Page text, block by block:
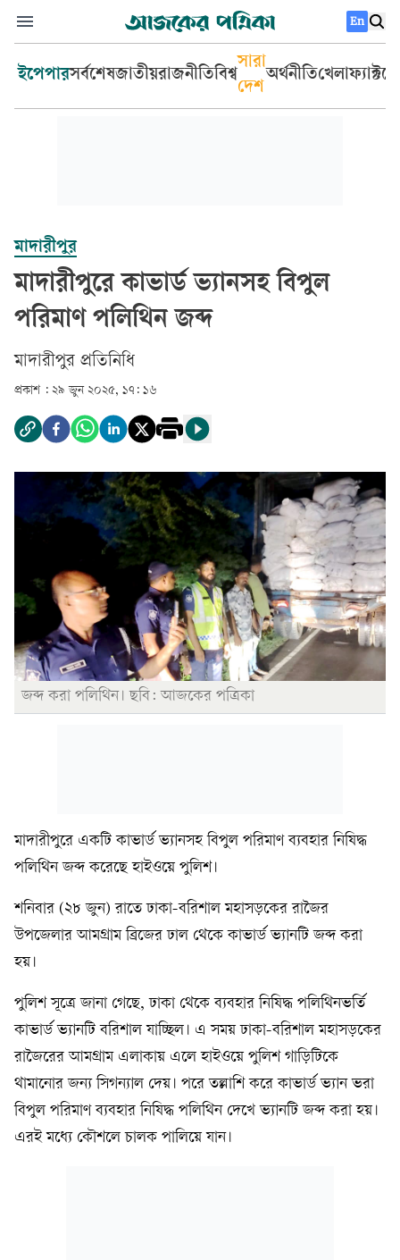
En
ইপেপারসর্বশেষজাতীয়রাজনীতিবিশ্ব
সারা
দেশ
অর্থনীতিখেলা
মাদারীপুর
মাদারীপুরে কাভার্ড ভ্যানসহ বিপুল
পরিমাণ পলিথিন জব্দ
মাদারীপুর প্রতিনিধি
প্রকাশ : ২৯ জুন ২০২৫, ১৭: ১৬
জব্দ করা পলিথিন। ছবি: আজকের পত্রিকা
মাদারীপুরে একটি কাভার্ড ভ্যানসহ বিপুল পরিমাণ ব্যবহার নিষিদ্ধ
পলিথিন জব্দ করেছে হাইওয়ে পুলিশ।
শনিবার (২৮ জুন) রাতে ঢাকা-বরিশাল মহাসড়কের রাজৈর
উপজেলার আমগ্রাম ব্রিজের ঢাল থেকে কাভার্ড ভ্যানটি জব্দ করা
হয়।
পুলিশ সূত্রে জানা গেছে, ঢাকা থেকে ব্যবহার নিষিদ্ধ পলিথিনভর্তি
কাভার্ড ভ্যানটি বরিশাল যাচ্ছিল। এ সময় ঢাকা-বরিশাল মহাসড়কের
রাজৈরের আমগ্রাম এলাকায় এলে হাইওয়ে পুলিশ গাড়িটিকে
থামানোর জন্য সিগন্যাল দেয়। পরে তল্লাশি করে কাভার্ড ভ্যান ভরা
বিপুল পরিমাণ ব্যবহার নিষিদ্ধ পলিথিন দেখে ভ্যানটি জব্দ করা হয়।
এরই মধ্যে কৌশলে চালক পালিয়ে যান।